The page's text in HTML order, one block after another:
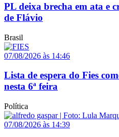
PL deixa brecha em ata e
de Flávio
Brasil
07/08/2026 às 14:46
Lista de espera do Fies
nesta 6ª feira
Política
07/08/2026 às 14:39